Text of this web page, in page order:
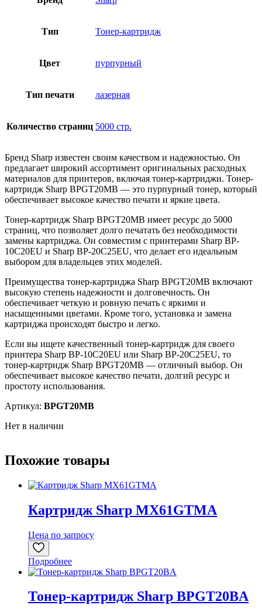
Тип Тонер-картридж
Цвет пурпурный
Тип печати лазерная
Количество страниц 5000 стр.
Бренд Sharp известен своим качеством и надежностью. Он
предлагает широкий ассортимент оригинальных расходных
материалов для принтеров, включая тонер-картриджи. Тонер-
картридж Sharp BPGT20MB — это пурпурный тонер, который
обеспечивает высокое качество печати и яркие цвета.
Тонер-картридж Sharp BPGT20MB имеет ресурс до 5000
страниц, что позволяет долго печатать без необходимости
замены картриджа. Он совместим с принтерами Sharp BP-
10C20EU и Sharp BP-20C25EU, что делает его идеальным
выбором для владельцев этих моделей.
Преимущества тонер-картриджа Sharp BPGT20MB включают
высокую степень надежности и долговечность. Он
обеспечивает четкую и ровную печать с яркими и
насыщенными цветами. Кроме того, установка и замена
картриджа происходят быстро и легко.
Если вы ищете качественный тонер-картридж для своего
принтера Sharp BP-10C20EU или Sharp BP-20C25EU, то
тонер-картридж Sharp BPGT20MB — отличный выбор. Он
обеспечивает высокое качество печати, долгий ресурс и
простоту использования.
Артикул: BPGT20MB
Нет в наличии
Похожие товары
Картридж Sharp MX61GTMA
Цена по запросу
Подробнее
Тонер-картридж Sharp BPGT20BA